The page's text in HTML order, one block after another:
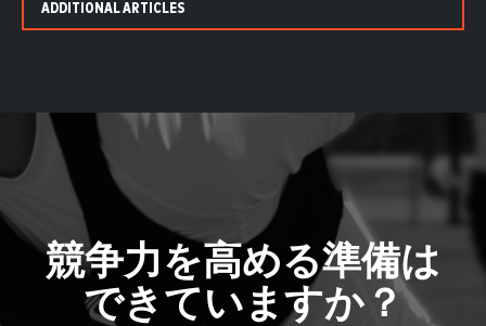
ADDITIONAL ARTICLES
競争力を高める準備は
できていますか？